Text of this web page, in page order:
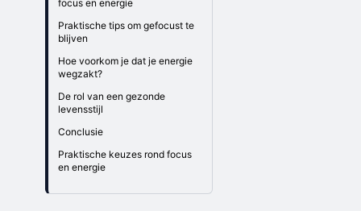
focus en energie
Praktische tips om gefocust te
blijven
Hoe voorkom je dat je energie
wegzakt?
De rol van een gezonde
levensstijl
Conclusie
Praktische keuzes rond focus
en energie